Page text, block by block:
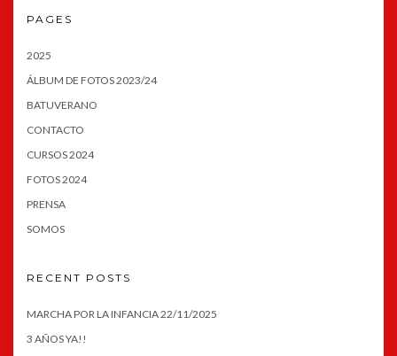
PAGES
2025
ÁLBUM DE FOTOS 2023/24
BATUVERANO
CONTACTO
CURSOS 2024
FOTOS 2024
PRENSA
SOMOS
RECENT POSTS
MARCHA POR LA INFANCIA 22/11/2025
3 AÑOS YA!!